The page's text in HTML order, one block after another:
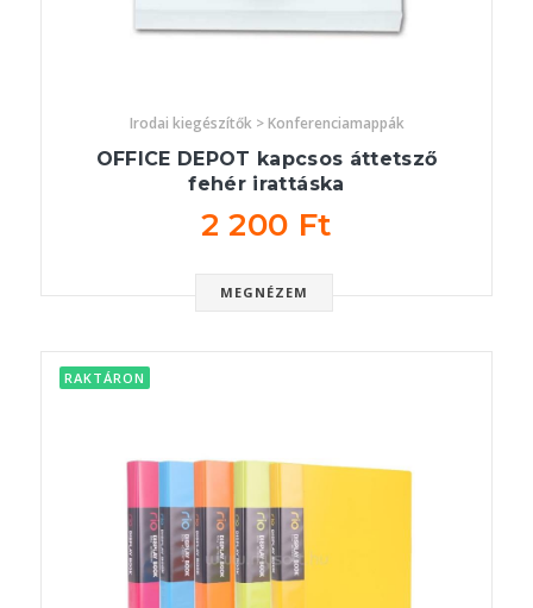
Irodai kiegészítők > Konferenciamappák
OFFICE DEPOT kapcsos áttetsző
fehér irattáska
2 200 Ft
MEGNÉZEM
RAKTÁRON